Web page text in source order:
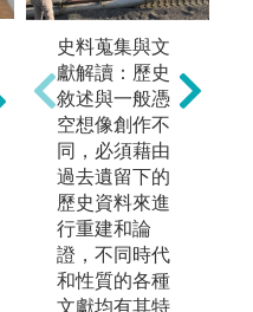
解讀與分析：
透過課堂作業
實作，從練習
中學習史料解
讀與分析能
力。
圖解:「中國地
方志與地域社
會研究」課程
成果作品
版權:暨大歷史
史料蒐集與文
獻解讀：歷史
敘述與一般憑
空想像創作不
同，必須藉由
過去遺留下的
歷史資料來進
行重建和論
證，不同時代
和性質的各種
文獻均有其特